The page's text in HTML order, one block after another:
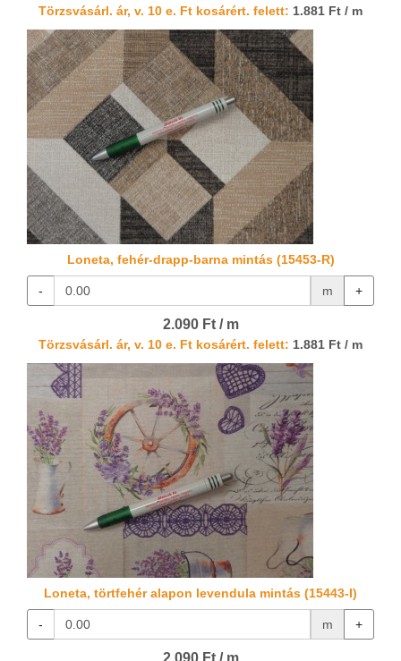
Törzsvásárl. ár, v. 10 e. Ft kosárért. felett: 1.881 Ft / m
Loneta, fehér-drapp-barna mintás (15453-R)
- m +
2.090 Ft / m
Törzsvásárl. ár, v. 10 e. Ft kosárért. felett: 1.881 Ft / m
Loneta, törtfehér alapon levendula mintás (15443-I)
- m +